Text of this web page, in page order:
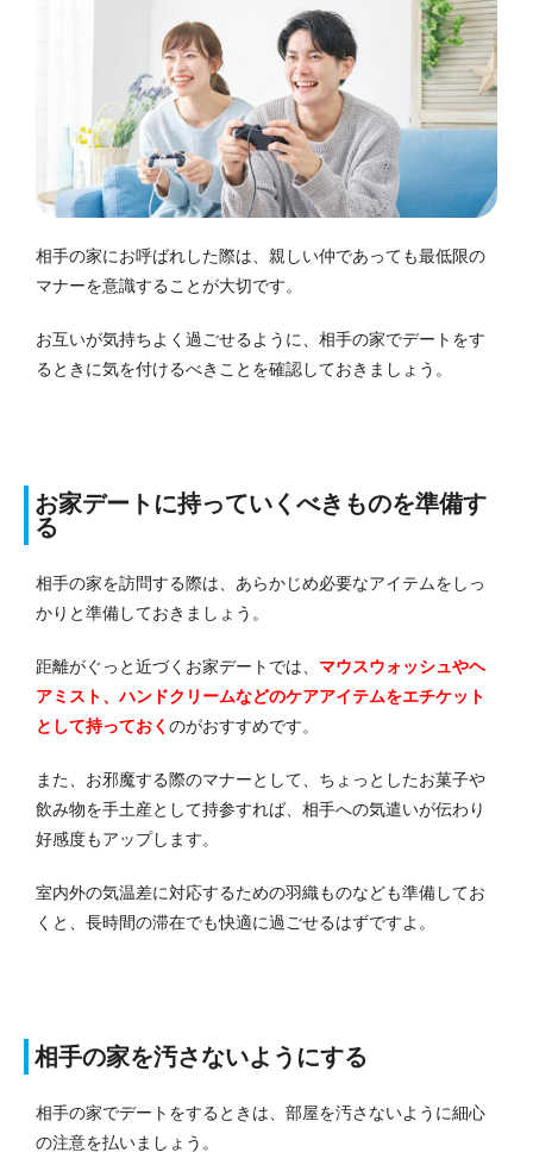
相手の家にお呼ばれした際は、親しい仲であっても最低限の
マナーを意識することが大切です。
お互いが気持ちよく過ごせるように、相手の家でデートをす
るときに気を付けるべきことを確認しておきましょう。
お家デートに持っていくべきものを準備す
る
相手の家を訪問する際は、あらかじめ必要なアイテムをしっ
かりと準備しておきましょう。
距離がぐっと近づくお家デートでは、 マウスウォッシュやヘ
アミスト、ハンドクリームなどのケアアイテムをエチケット
として持っておく のがおすすめです。
また、お邪魔する際のマナーとして、ちょっとしたお菓子や
飲み物を手土産として持参すれば、相手への気遣いが伝わり
好感度もアップします。
室内外の気温差に対応するための羽織ものなども準備してお
くと、長時間の滞在でも快適に過ごせるはずですよ。
相手の家を汚さないようにする
相手の家でデートをするときは、部屋を汚さないように細心
の注意を払いましょう。